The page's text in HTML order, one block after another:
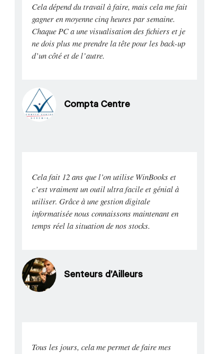
Cela dépend du travail à faire, mais cela me fait
gagner en moyenne cinq heures par semaine.
Chaque PC a une visualisation des fichiers et je
ne dois plus me prendre la tête pour les back-up
d’un côté et de l’autre.
Compta Centre
Cela fait 12 ans que l’on utilise WinBooks et
c’est vraiment un outil ultra facile et génial à
utiliser. Grâce à une gestion digitale
informatisée nous connaissons maintenant en
temps réel la situation de nos stocks.
Senteurs d’Ailleurs
Tous les jours, cela me permet de faire mes